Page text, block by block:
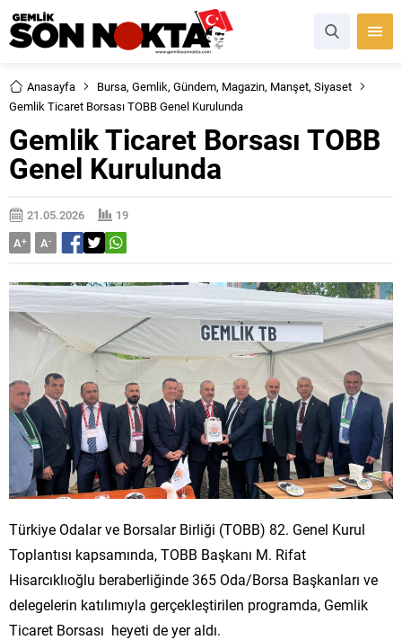
Anasayfa Bursa, Gemlik, Gündem, Magazin, Manşet, Siyaset
Gemlik Ticaret Borsası TOBB Genel Kurulunda
Gemlik Ticaret Borsası TOBB
Genel Kurulunda
21.05.2026
19
A+ A-
Türkiye Odalar ve Borsalar Birliği (TOBB) 82. Genel Kurul
Toplantısı kapsamında, TOBB Başkanı M. Rifat
Hisarcıklıoğlu beraberliğinde 365 Oda/Borsa Başkanları ve
delegelerin katılımıyla gerçekleştirilen programda, Gemlik
Ticaret Borsası heyeti de yer aldı.